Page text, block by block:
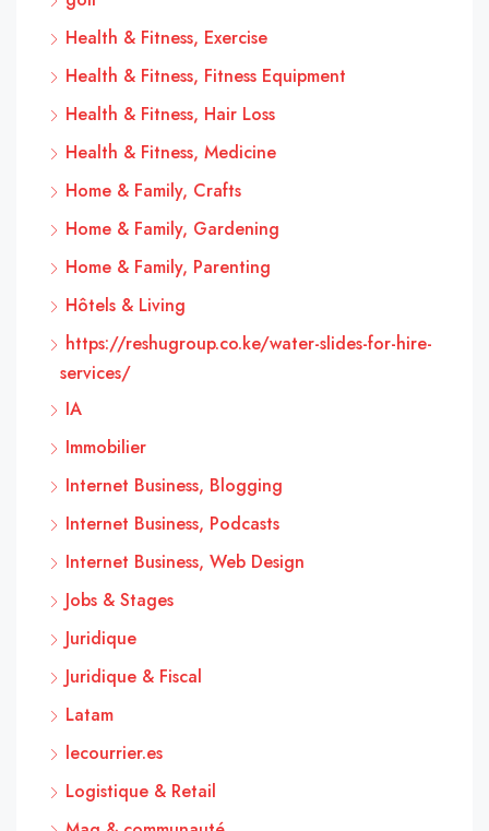
Health & Fitness, Exercise
Health & Fitness, Fitness Equipment
Health & Fitness, Hair Loss
Health & Fitness, Medicine
Home & Family, Crafts
Home & Family, Gardening
Home & Family, Parenting
Hôtels & Living
https://reshugroup.co.ke/water-slides-for-hire-
services/
IA
Immobilier
Internet Business, Blogging
Internet Business, Podcasts
Internet Business, Web Design
Jobs & Stages
Juridique
Juridique & Fiscal
Latam
lecourrier.es
Logistique & Retail